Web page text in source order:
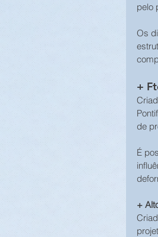
pelo
Os
+
de
É
+